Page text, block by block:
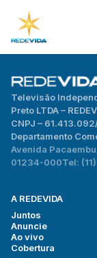
Televisão
Preto LTDA –
CNPJ –
Departamento
Avenida
01234-000Tel:
A REDEVIDA
Juntos
Anuncie
Ao vivo
Cobertura